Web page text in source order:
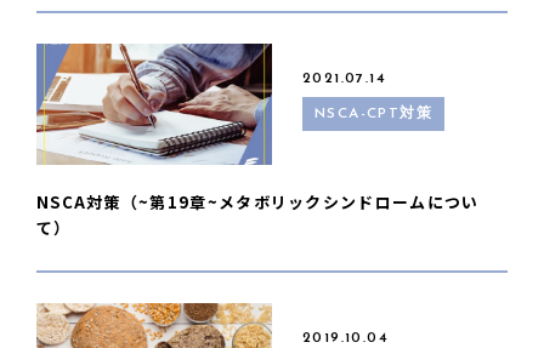
2021.07.14
NSCA-CPT対策
NSCA対策（~第19章~メタボリックシンドロームについ
て）
2019.10.04